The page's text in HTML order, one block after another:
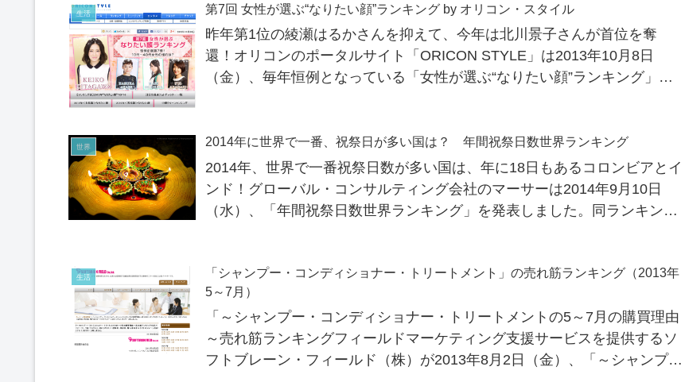
生活 第7回 女性が選ぶ“なりたい顔”ランキング by オリコン・スタイル
昨年第1位の綾瀬はるかさんを抑えて、今年は北川景子さんが首位を奪
還！オリコンのポータルサイト「ORICON STYLE」は2013年10月8日
（金）、毎年恒例となっている「女性が選ぶ“なりたい顔”ランキング」を
世界 2014年に世界で一番、祝祭日が多い国は？ 年間祝祭日数世界ランキング
2014年、世界で一番祝祭日数が多い国は、年に18日もあるコロンビアとイ
ンド！グローバル・コンサルティング会社のマーサーは2014年9月10日
（水）、「年間祝祭日数世界ランキング」を発表しました。同ランキング
生活
「シャンプー・コンディショナー・トリートメント」の売れ筋ランキング（2013年
5～7月）
「～シャンプー・コンディショナー・トリートメントの5～7月の購買理由
～売れ筋ランキングフィールドマーケティング支援サービスを提供するソ
フトブレーン・フィールド（株）が2013年8月2日（金）、「～シャンプ